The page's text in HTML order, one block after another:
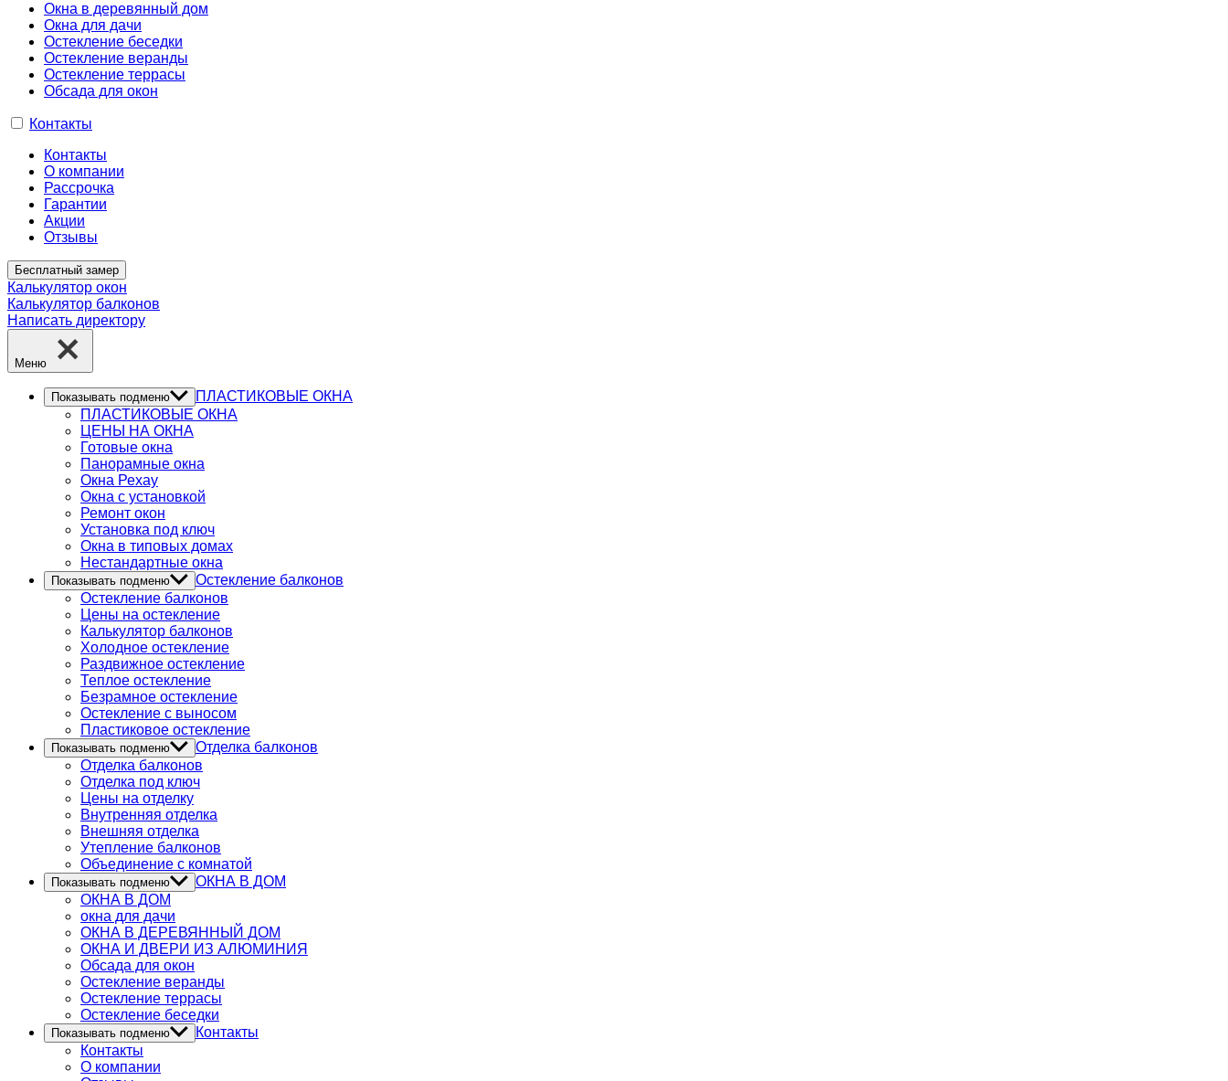
Окна в деревянный дом
Окна для дачи
Остекление беседки
Остекление веранды
Остекление террасы
Обсада для окон
Контакты
Контакты
О компании
Рассрочка
Гарантии
Акции
Отзывы
Бесплатный замер
Калькулятор окон
Калькулятор балконов
Написать директору
Меню
Показывать подменю
ПЛАСТИКОВЫЕ ОКНА
ПЛАСТИКОВЫЕ ОКНА
ЦЕНЫ НА ОКНА
Готовые окна
Панорамные окна
Окна Рехау
Окна с установкой
Ремонт окон
Установка под ключ
Окна в типовых домах
Нестандартные окна
Показывать подменю
Остекление балконов
Остекление балконов
Цены на остекление
Калькулятор балконов
Холодное остекление
Раздвижное остекление
Теплое остекление
Безрамное остекление
Остекление с выносом
Пластиковое остекление
Показывать подменю
Отделка балконов
Отделка балконов
Отделка под ключ
Цены на отделку
Внутренняя отделка
Внешняя отделка
Утепление балконов
Объединение с комнатой
Показывать подменю
ОКНА В ДОМ
ОКНА В ДОМ
окна для дачи
ОКНА В ДЕРЕВЯННЫЙ ДОМ
ОКНА И ДВЕРИ ИЗ АЛЮМИНИЯ
Обсада для окон
Остекление веранды
Остекление террасы
Остекление беседки
Показывать подменю
Контакты
Контакты
О компании